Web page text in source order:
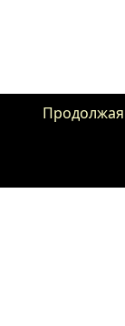
даете
файлов